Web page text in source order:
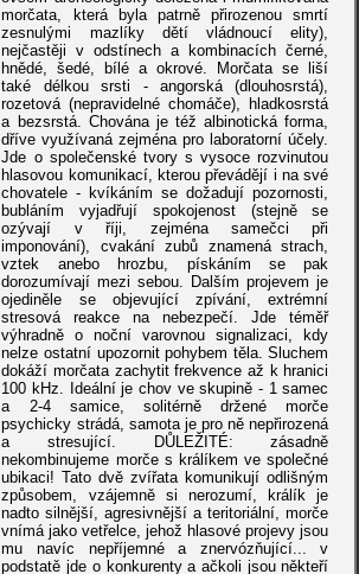
morčata, která byla patrně přirozenou smrtí
zesnulými mazlíky dětí vládnoucí elity),
nejčastěji v odstínech a kombinacích černé,
hnědé, šedé, bílé a okrové. Morčata se liší
také délkou srsti - angorská (dlouhosrstá),
rozetová (nepravidelné chomáče), hladkosrstá
a bezsrstá. Chována je též albinotická forma,
dříve využívaná zejména pro laboratorní účely.
Jde o společenské tvory s vysoce rozvinutou
hlasovou komunikací, kterou převádějí i na své
chovatele - kvíkáním se dožadují pozornosti,
bubláním vyjadřují spokojenost (stejně se
ozývají v říji, zejména samečci při
imponování), cvakání zubů znamená strach,
vztek anebo hrozbu, pískáním se pak
dorozumívají mezi sebou. Dalším projevem je
ojediněle se objevující zpívání, extrémní
stresová reakce na nebezpečí. Jde téměř
výhradně o noční varovnou signalizaci, kdy
nelze ostatní upozornit pohybem těla. Sluchem
dokáží morčata zachytit frekvence až k hranici
100 kHz. Ideální je chov ve skupině - 1 samec
a 2-4 samice, solitérně držené morče
psychicky strádá, samota je pro ně nepřirozená
a stresující. DŮLEŽITÉ: zásadně
nekombinujeme morče s králíkem ve společné
ubikaci! Tato dvě zvířata komunikují odlišným
způsobem, vzájemně si nerozumí, králík je
nadto silnější, agresivnější a teritoriální, morče
vnímá jako vetřelce, jehož hlasové projevy jsou
mu navíc nepříjemné a znervózňující... v
podstatě jde o konkurenty a ačkoli jsou někteří